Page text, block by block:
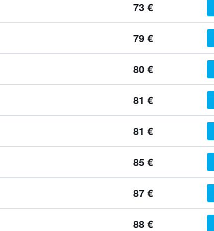
73 €
79 €
80 €
81 €
81 €
85 €
87 €
88 €